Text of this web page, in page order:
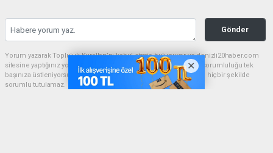
Gönder
Yorum yazarak Topluluk Kuralları’nı kabul etmiş bulunuyor ve denizli20haber.com
sitesine yaptığınız yorumunuzla ilgili doğrudan veya dolaylı tüm sorumluluğu tek
başınıza üstleniyorsunuz. Yazılan tüm yorumlardan site yönetimi hiçbir şekilde
sorumlu tutulamaz.